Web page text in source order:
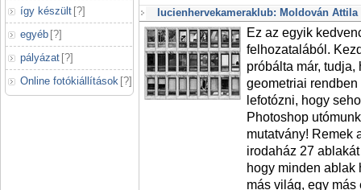
így készült [?]
egyéb [?]
pályázat [?]
Online fotókiállítások [?]
lucienhervekameraklub: Moldován Attila
Ez az egyik
felhozatalából.
próbálta már,
geometriai
lefotózni, hogy
Photoshop
mutatvány! Remek
irodaház 27 ablakát
hogy minden ablak
más világ, egy más